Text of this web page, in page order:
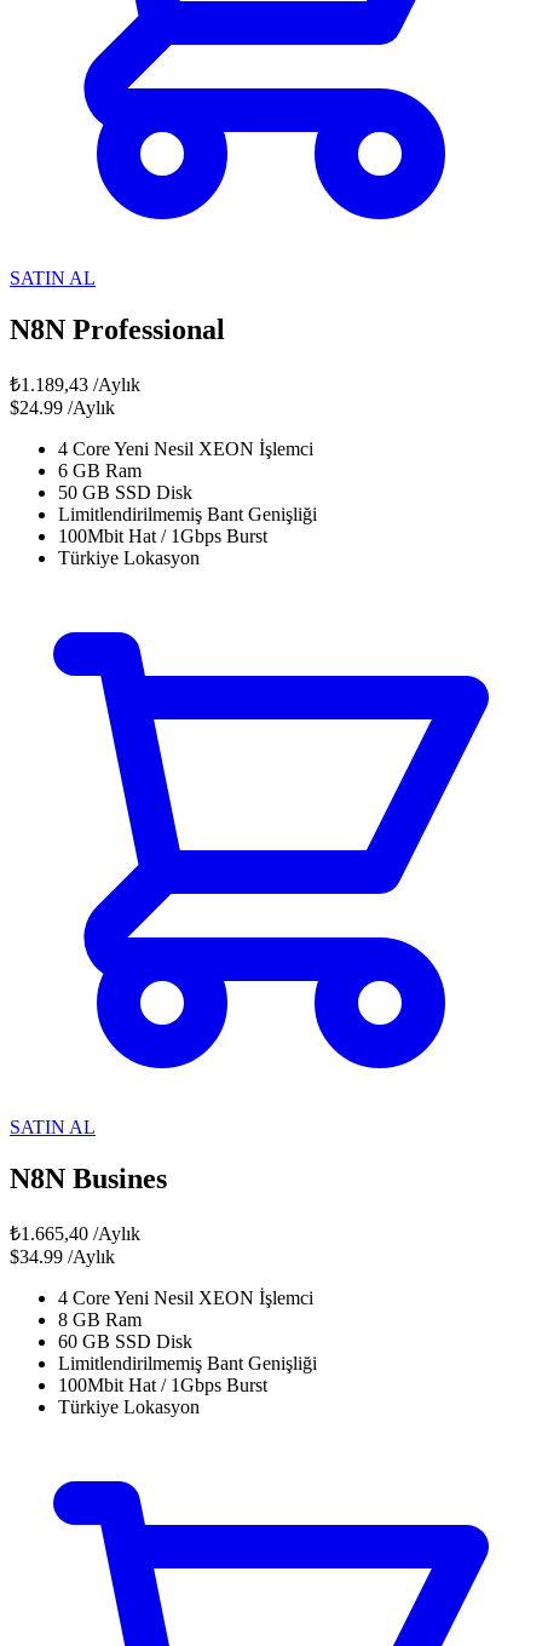
SATIN AL
N8N Professional
₺1.189,43 /Aylık
$24.99 /Aylık
4 Core Yeni Nesil XEON İşlemci
6 GB Ram
50 GB SSD Disk
Limitlendirilmemiş Bant Genişliği
100Mbit Hat / 1Gbps Burst
Türkiye Lokasyon
SATIN AL
N8N Busines
₺1.665,40 /Aylık
$34.99 /Aylık
4 Core Yeni Nesil XEON İşlemci
8 GB Ram
60 GB SSD Disk
Limitlendirilmemiş Bant Genişliği
100Mbit Hat / 1Gbps Burst
Türkiye Lokasyon